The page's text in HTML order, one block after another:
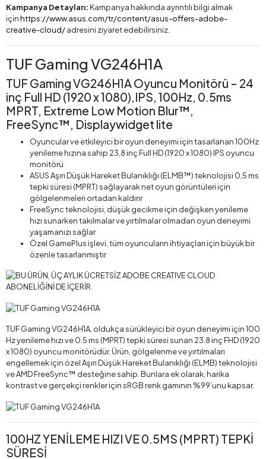
Kampanya Detayları:Kampanya hakkında ayrıntılı bilgi almak
içinhttps://www.asus.com/tr/content/asus-offers-adobe-
creative-cloud/adresini ziyaret edebilirsiniz.
TUF Gaming VG246H1A
TUF Gaming VG246H1A Oyuncu Monitörü – 24
inç Full HD (1920 x 1080),IPS, 100Hz, 0.5ms
MPRT, Extreme Low Motion Blur™,
FreeSync™, Displaywidget lite
Oyuncular ve etkileyici bir oyun deneyimi için tasarlanan 100Hz
yenileme hızına sahip 23,8 inç Full HD (1920 x 1080) IPS oyuncu
monitörü
ASUS Aşırı Düşük Hareket Bulanıklığı (ELMB™) teknolojisi 0,5 ms
tepki süresi (MPRT) sağlayarak net oyun görüntüleri için
gölgelenmeleri ortadan kaldırır
FreeSync teknolojisi, düşük gecikme için değişken yenileme
hızı sunarken takılmalar ve yırtılmalar olmadan oyun deneyimi
yaşamanızı sağlar
Özel GamePlus işlevi, tüm oyuncuların ihtiyaçları için büyük bir
özenle tasarlanmıştır
TUF Gaming VG246H1A, oldukça sürükleyici bir oyun deneyimi için 100
Hz yenileme hızı ve 0.5 ms (MPRT) tepki süresi sunan 23.8 inç FHD (1920
x 1080) oyuncu monitörüdür. Ürün, gölgelenme ve yırtılmaları
engellemek için özel Aşırı Düşük Hareket Bulanıklığı (ELMB) teknolojisi
ve AMD FreeSync™ desteğine sahip. Bunlara ek olarak, harika
kontrast ve gerçekçi renkler için sRGB renk gamının %99’unu kapsar.
100HZ YENİLEME HIZI VE 0.5MS (MPRT) TEPKİ
SÜRESİ